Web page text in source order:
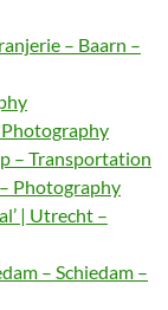
– Baarn –
Photography
– Transportation
Photography
| Utrecht –
– Schiedam –